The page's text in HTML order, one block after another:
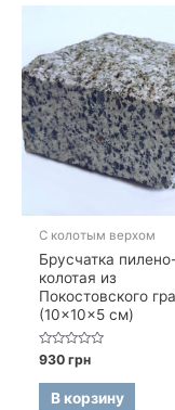
С колотым верхом
Брусчатка
колотая из
Покостовского
(10×10×5 см)
Оценка
0
из
930грн
В корзину